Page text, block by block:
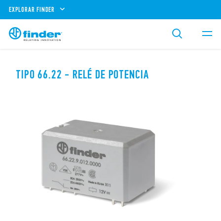
EXPLORAR FINDER
TIPO 66.22 - RELÉ DE POTENCIA